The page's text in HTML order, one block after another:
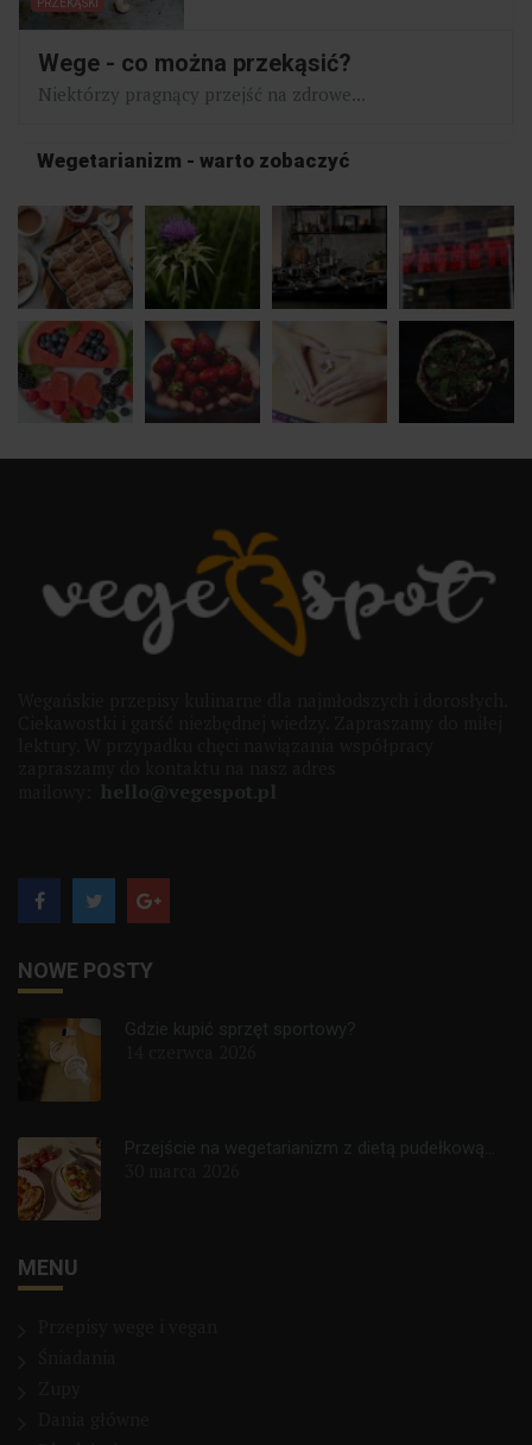
PRZEKĄSKI
Wege - co można przekąsić?
Niektórzy pragnący przejść na zdrowe...
Wegetarianizm - warto zobaczyć
hello@vegespot.pl
NOWE POSTY
Gdzie kupić sprzęt sportowy?
Przejście na wegetarianizm z dietą pudełkową...
MENU